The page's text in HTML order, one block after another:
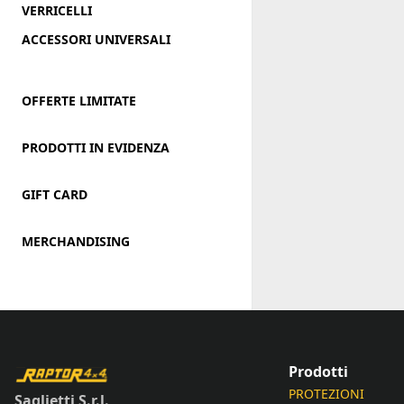
VERRICELLI
ACCESSORI UNIVERSALI
OFFERTE LIMITATE
PRODOTTI IN EVIDENZA
GIFT CARD
MERCHANDISING
Prodotti
PROTEZIONI